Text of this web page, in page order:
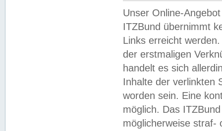
Unser Online-
ITZBund übernimmt
Links erreicht
der erstmaligen
handelt es sich
Inhalte der verlinkten
worden sein. Eine
möglich. Das
möglicherweise straf-